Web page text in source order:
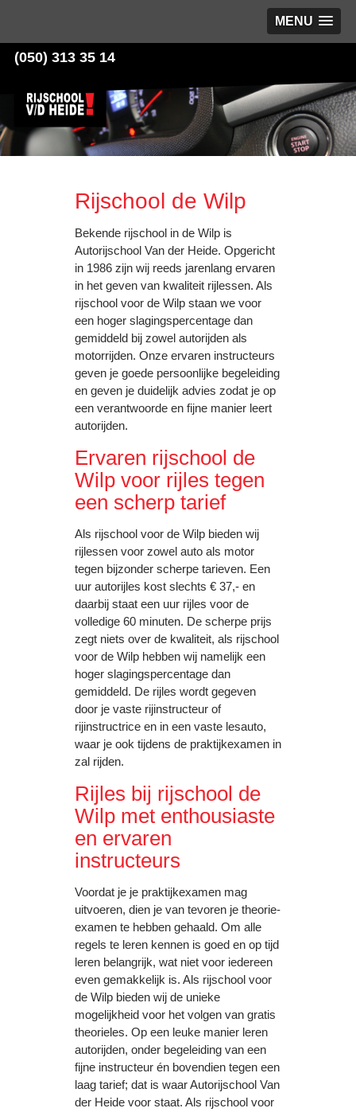
MENU
(050) 313 35 14
Rijschool de Wilp
Bekende rijschool in de Wilp is
Autorijschool Van der Heide. Opgericht
in 1986 zijn wij reeds jarenlang ervaren
in het geven van kwaliteit rijlessen. Als
rijschool voor de Wilp staan we voor
een hoger slagingspercentage dan
gemiddeld bij zowel autorijden als
motorrijden. Onze ervaren instructeurs
geven je goede persoonlijke begeleiding
en geven je duidelijk advies zodat je op
een verantwoorde en fijne manier leert
autorijden.
Ervaren rijschool de
Wilp voor rijles tegen
een scherp tarief
Als rijschool voor de Wilp bieden wij
rijlessen voor zowel auto als motor
tegen bijzonder scherpe tarieven. Een
uur autorijles kost slechts € 37,- en
daarbij staat een uur rijles voor de
volledige 60 minuten. De scherpe prijs
zegt niets over de kwaliteit, als rijschool
voor de Wilp hebben wij namelijk een
hoger slagingspercentage dan
gemiddeld. De rijles wordt gegeven
door je vaste rijinstructeur of
rijinstructrice en in een vaste lesauto,
waar je ook tijdens de praktijkexamen in
zal rijden.
Rijles bij rijschool de
Wilp met enthousiaste
en ervaren
instructeurs
Voordat je je praktijkexamen mag
uitvoeren, dien je van tevoren je theorie-
examen te hebben gehaald. Om alle
regels te leren kennen is goed en op tijd
leren belangrijk, wat niet voor iedereen
even gemakkelijk is. Als rijschool voor
de Wilp bieden wij de unieke
mogelijkheid voor het volgen van gratis
theorieles. Op een leuke manier leren
autorijden, onder begeleiding van een
fijne instructeur én bovendien tegen een
laag tarief; dat is waar Autorijschool Van
der Heide voor staat. Als rijschool voor